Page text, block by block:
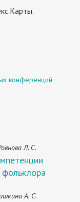
конференций
Л. С.
фольклора
А. С.